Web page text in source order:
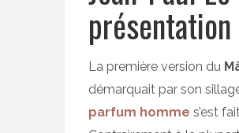
présentation
La première version du
démarquait par son
parfum homme s’est